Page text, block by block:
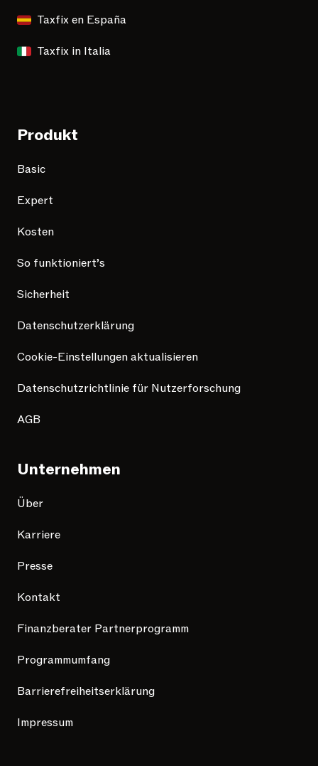
Taxfix en España
Taxfix in Italia
Produkt
Basic
Expert
Kosten
So funktioniert’s
Sicherheit
Datenschutzerklärung
Cookie-Einstellungen aktualisieren
Datenschutzrichtlinie für Nutzerforschung
AGB
Unternehmen
Über
Karriere
Presse
Kontakt
Finanzberater Partnerprogramm
Programmumfang
Barrierefreiheitserklärung
Impressum